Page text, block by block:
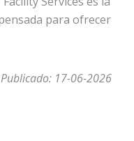
para ofrecer
Publicado: 17-06-2026